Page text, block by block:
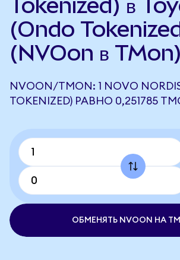
Tokenized) в
(Ondo
(NVOon в TMon)
NVOON/TMON: 1 NOVO
TOKENIZED) РАВНО 0,251785
ОБМЕНЯТЬ NVOON НА